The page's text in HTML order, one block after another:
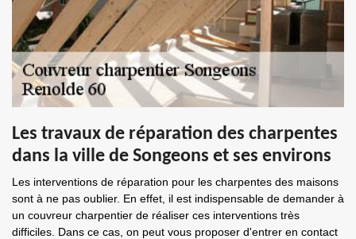
Les travaux de réparation des charpentes
dans la ville de Songeons et ses environs
Les interventions de réparation pour les charpentes des maisons
sont à ne pas oublier. En effet, il est indispensable de demander à
un couvreur charpentier de réaliser ces interventions très
difficiles. Dans ce cas, on peut vous proposer d'entrer en contact